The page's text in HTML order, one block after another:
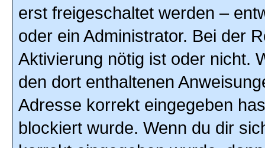
erst freigeschaltet werden –
oder ein Administrator. Bei der
Aktivierung nötig ist oder nicht.
den dort enthaltenen
Adresse korrekt eingegeben
blockiert wurde. Wenn du dir